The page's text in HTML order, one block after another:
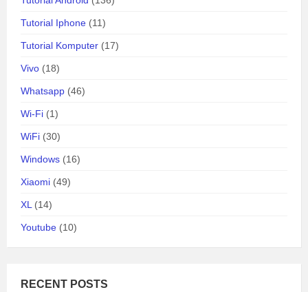
Tutorial Iphone (11)
Tutorial Komputer (17)
Vivo (18)
Whatsapp (46)
Wi-Fi (1)
WiFi (30)
Windows (16)
Xiaomi (49)
XL (14)
Youtube (10)
RECENT POSTS